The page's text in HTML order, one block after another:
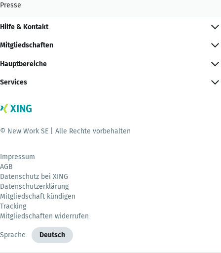
Presse
Hilfe & Kontakt
Mitgliedschaften
Hauptbereiche
Services
© New Work SE | Alle Rechte vorbehalten
Impressum
AGB
Datenschutz bei XING
Datenschutzerklärung
Mitgliedschaft kündigen
Tracking
Mitgliedschaften widerrufen
Sprache Deutsch